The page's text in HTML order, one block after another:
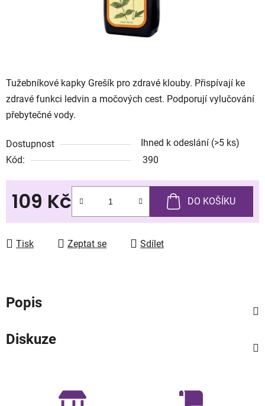
Tužebníkové kapky Grešík pro zdravé klouby. Přispívají ke
zdravé funkci ledvin a močových cest. Podporují vylučování
přebytečné vody.
Dostupnost Ihned k odeslání (>5 ks)
Kód:
390
109 Kč DO KOŠÍKU
Tisk Zeptat se Sdílet
Popis
Diskuze